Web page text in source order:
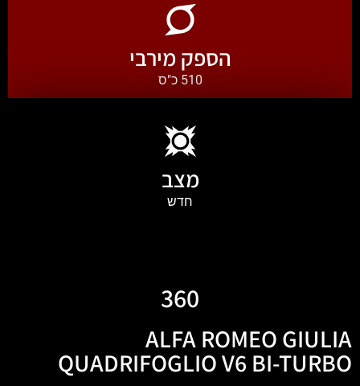
הספק מירבי
510 כ"ס
מצב
חדש
360
ALFA ROMEO GIULIA
QUADRIFOGLIO V6 BI-TURBO